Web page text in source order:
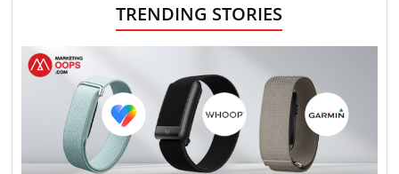
TRENDING STORIES